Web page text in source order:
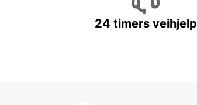
24 timers veihjelp